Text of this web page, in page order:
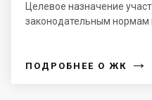
Целевое назначение
законодательным нормам и
ПОДРОБНЕЕ О ЖК →